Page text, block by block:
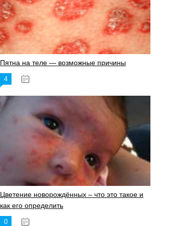
Пятна на теле — возможные причины
4
Цветение новорождённых – что это такое и
как его определить
0